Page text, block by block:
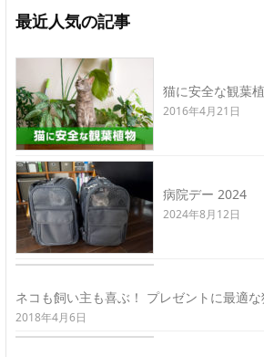
最近人気の記事
猫に安全な観葉
2016年4月21日
病院デー 2024
2024年8月12日
ネコも飼い主も喜ぶ！ プレゼントに最適
2018年4月6日